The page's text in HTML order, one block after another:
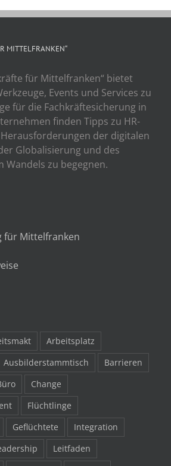
MITTELFRANKEN“
für Mittelfranken“ bietet
Events und Services zu
für die Fachkräftesicherung in
finden Tipps zu HR-
der digitalen
Globalisierung und des
Wandels zu begegnen.
für Mittelfranken
Arbeitsplatz
Ausbilderstammtisch
Barrieren
Change
Flüchtlinge
Geflüchtete
Integration
Leitfaden